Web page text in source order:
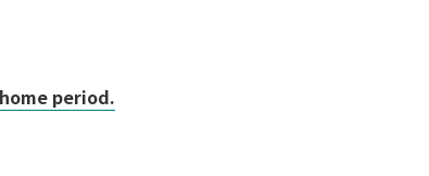
period.